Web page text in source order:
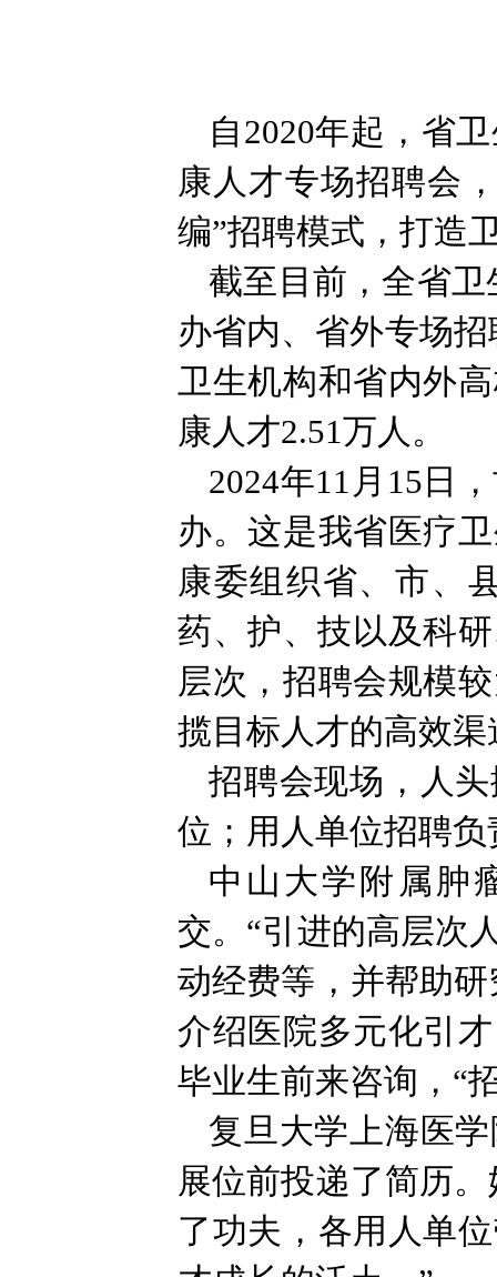
自2020年起，省
康人才专场招聘会
编”招聘模式，打造
截至目前，全省
办省内、省外专场
卫生机构和省内外
康人才2.51万人。
2024年11月15日
办。这是我省医疗
康委组织省、市、
药、护、技以及科
层次，招聘会规模
揽目标人才的高效渠
招聘会现场，人
位；用人单位招聘
中山大学附属肿
交。“引进的高层次
动经费等，并帮助
介绍医院多元化引
毕业生前来咨询，“
复旦大学上海医
展位前投递了简历
了功夫，各用人单